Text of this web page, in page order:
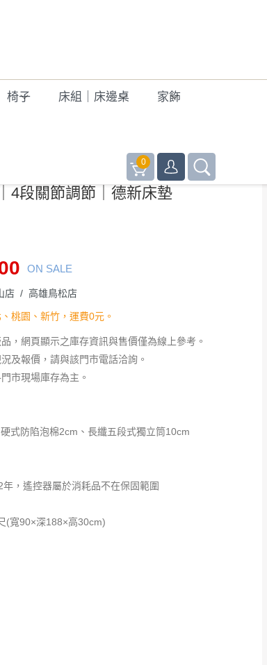
椅子 床組｜床邊桌 家飾
0
電動床墊-單人3尺｜台灣製
4段關節調節｜德新床墊
ON SALE
店 / 高雄鳥松店
桃園、新竹，運費0元。
，網頁顯示之庫存資訊與售價僅為線上參考。
及報價，請與該門市電話洽詢。
市現場庫存為主。
式防陷泡棉2cm、長纖五段式獨立筒10cm
，遙控器屬於消耗品不在保固範圍
(寬90×深188×高30cm)